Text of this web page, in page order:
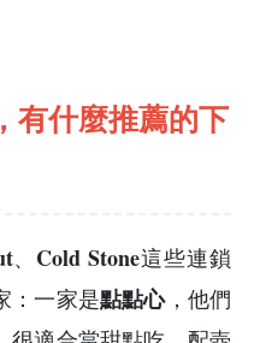
有什麼推薦的下
、 Cold Stone這些連鎖
：一家是點點心，他們